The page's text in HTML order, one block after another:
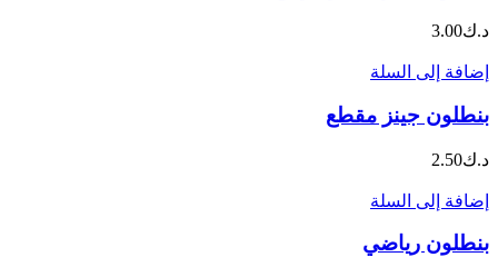
د.ك3.00
إضافة إلى السلة
بنطلون جينز مقطع
د.ك2.50
إضافة إلى السلة
بنطلون رياضي